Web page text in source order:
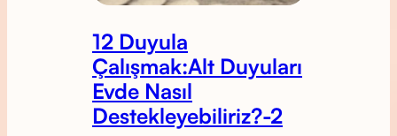
12 Duyula
Çalışmak:Alt Duyuları
Evde Nasıl
Destekleyebiliriz?-2